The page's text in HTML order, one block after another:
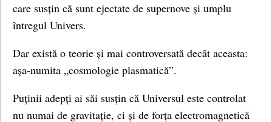
care susțin că sunt ejectate de supernove și umplu
întregul Univers.
Dar există o teorie și mai controversată decât aceasta:
așa-numita „cosmologie plasmatică”.
Puținii adepți ai săi susțin că Universul este controlat
nu numai de gravitație, ci și de forța electromagnetică